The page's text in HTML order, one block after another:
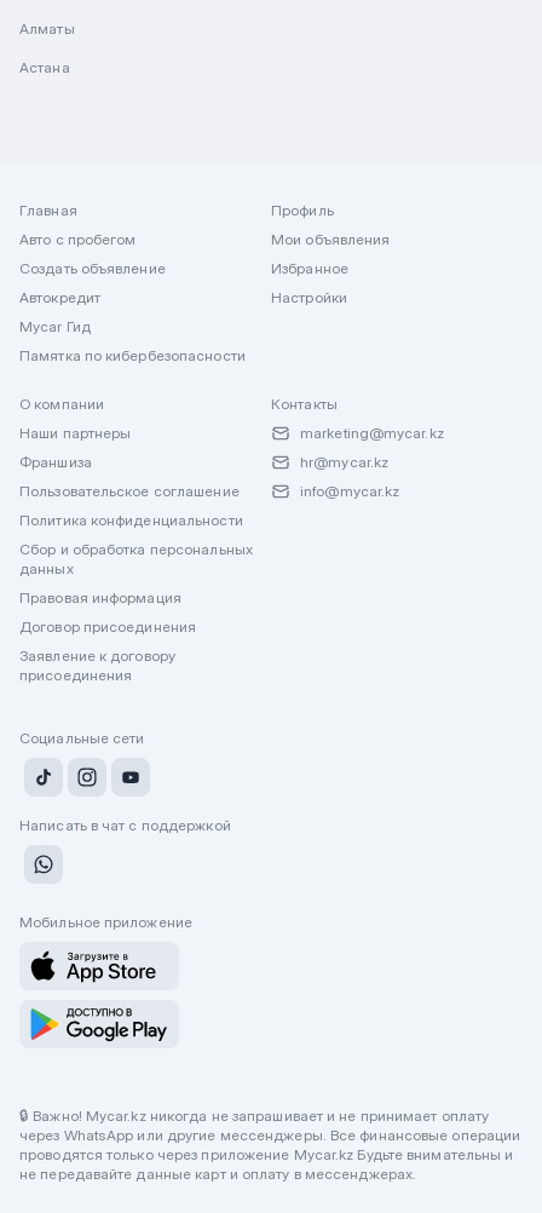
Алматы
Астана
Главная
Авто с пробегом
Создать объявление
Автокредит
Mycar Гид
Памятка по кибербезопасности
Профиль
Мои объявления
Избранное
Настройки
О компании
Наши партнеры
Франшиза
Пользовательское соглашение
Политика конфиденциальности
Сбор и обработка персональных
данных
Правовая информация
Договор присоединения
Заявление к договору
присоединения
Контакты
marketing@mycar.kz
hr@mycar.kz
info@mycar.kz
Социальные сети
Написать в чат с поддержкой
Мобильное приложение
🔒 Важно! Mycar.kz никогда не запрашивает и не принимает оплату
через WhatsApp или другие мессенджеры. Все финансовые операции
проводятся только через приложение Mycar.kz Будьте внимательны и
не передавайте данные карт и оплату в мессенджерах.